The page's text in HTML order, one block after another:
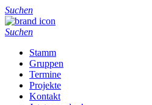
Suchen
Suchen
Stamm
Gruppen
Termine
Projekte
Kontakt